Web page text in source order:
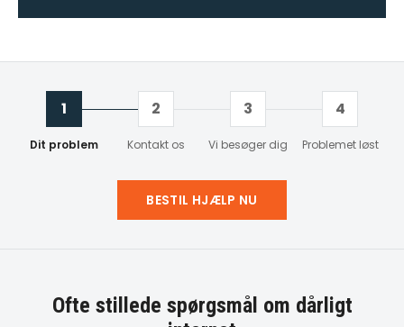
1
Dit problem
2
Kontakt os
3
Vi besøger dig
4
Problemet løst
BESTIL HJÆLP NU
Ofte stillede spørgsmål om dårligt